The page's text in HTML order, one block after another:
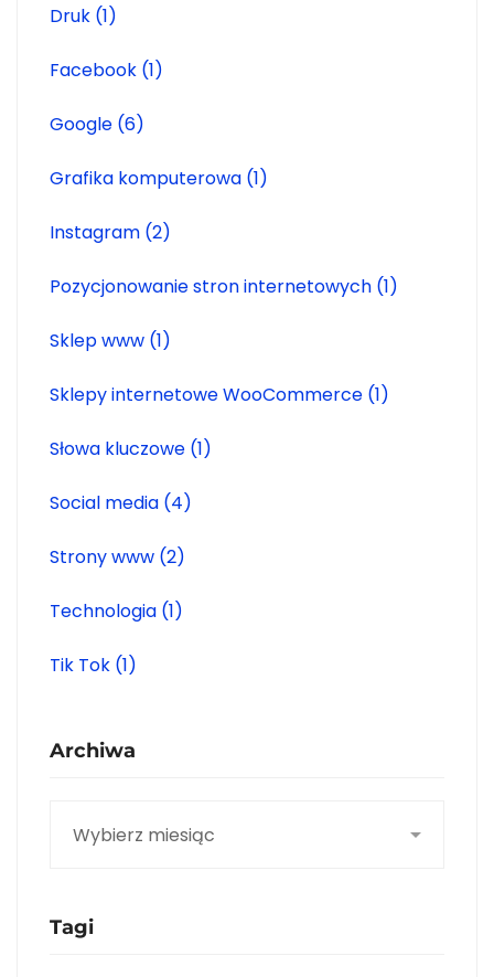
Druk (1)
Facebook (1)
Google (6)
Grafika komputerowa (1)
Instagram (2)
Pozycjonowanie stron internetowych (1)
Sklep www (1)
Sklepy internetowe WooCommerce (1)
Słowa kluczowe (1)
Social media (4)
Strony www (2)
Technologia (1)
Tik Tok (1)
Archiwa
Tagi